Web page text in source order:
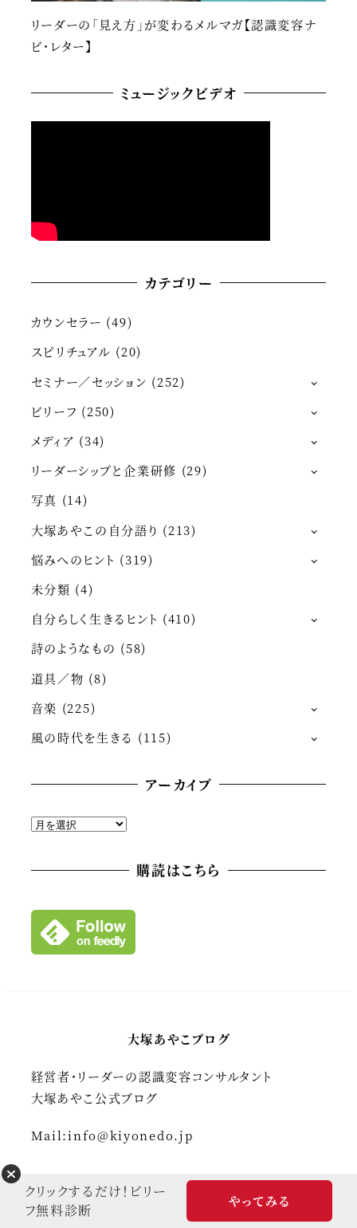
リーダーの「見え方」が変わるメルマガ【認識変容ナ
ビ・レター】
ミュージックビデオ
カテゴリー
カウンセラー (49)
スピリチュアル (20)
セミナー／セッション (252)
ビリーフ (250)
メディア (34)
リーダーシップと企業研修 (29)
写真 (14)
大塚あやこの自分語り (213)
悩みへのヒント (319)
未分類 (4)
自分らしく生きるヒント (410)
詩のようなもの (58)
道具／物 (8)
音楽 (225)
風の時代を生きる (115)
アーカイブ
ア
ブ
購読はこちら
大塚あやこブログ
経営者・リーダーの認識変容コンサルタント
大塚あやこ公式ブログ
Mail:info@kiyonedo.jp
最近の投稿
リーダーシップ
クリックするだけ！ビリー
フ無料診断
やってみる